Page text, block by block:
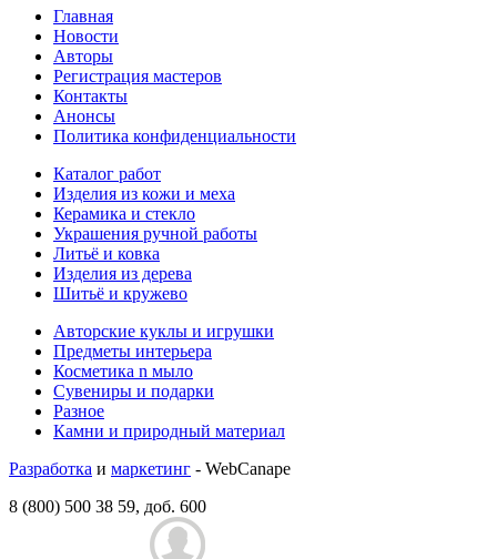
Главная
Новости
Авторы
Регистрация мастеров
Контакты
Анонсы
Политика конфиденциальности
Каталог работ
Изделия из кожи и меха
Керамика и стекло
Украшения ручной работы
Литьё и ковка
Изделия из дерева
Шитьё и кружево
Авторские куклы и игрушки
Предметы интерьера
Косметика n мыло
Сувениры и подарки
Разное
Камни и природный материал
Разработка и маркетинг - WebCanape
8 (800) 500 38 59, доб. 600